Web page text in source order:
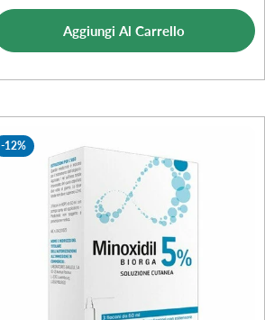
vendita
Aggiungi Al Carrello
-12%